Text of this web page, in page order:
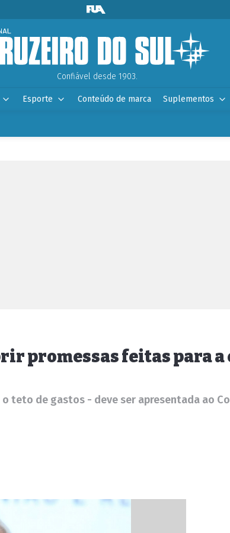
Confiável desde 1903.
Esporte Conteúdo de marca Suplementos
promessas feitas para
teto de gastos - deve ser apresentada ao